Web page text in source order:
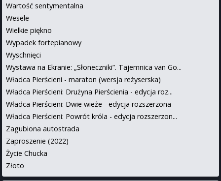
Wartość sentymentalna
Wesele
Wielkie piękno
Wypadek fortepianowy
Wyschnięci
Wystawa na Ekranie: „Słoneczniki”. Tajemnica van Go...
Władca Pierścieni - maraton (wersja reżyserska)
Władca Pierścieni: Drużyna Pierścienia - edycja roz...
Władca Pierścieni: Dwie wieże - edycja rozszerzona
Władca Pierścieni: Powrót króla - edycja rozszerzon...
Zagubiona autostrada
Zaproszenie (2022)
Życie Chucka
Złoto